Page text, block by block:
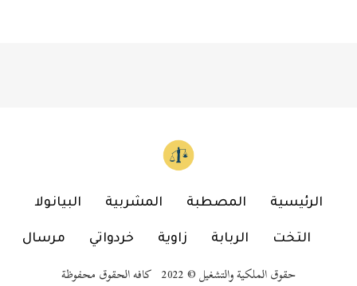
الرئيسية المصطبة المشربية البيانولا
التخت الربابة زاوية خردواتي مرسال
حقوق الملكية والتشغيل © 2022 كافه الحقوق محفوظة